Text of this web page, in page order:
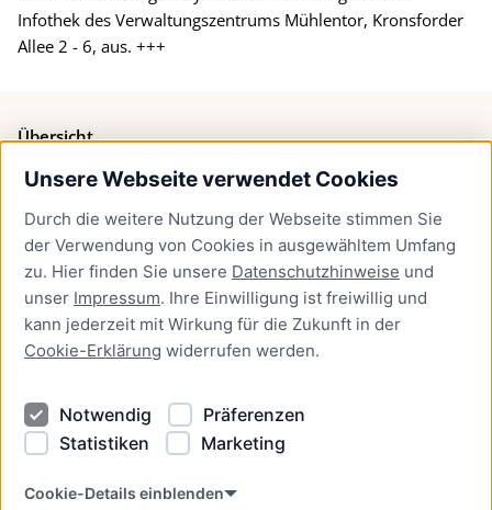
Unsere Webseite verwendet Cookies
Durch die weitere Nutzung der Webseite stimmen Sie
der Verwendung von Cookies in ausgewähltem Umfang
zu. Hier finden Sie unsere Datenschutzhinweise und
unser Impressum. Ihre Einwilligung ist freiwillig und
kann jederzeit mit Wirkung für die Zukunft in der
Cookie-Erklärung widerrufen werden.
Notwendig
Präferenzen
Statistiken
Marketing
Cookie-Details einblenden
Infothek des Verwaltungszentrums Mühlentor, Kronsforder
Allee 2 - 6, aus. +++
Übersicht
Bürgerservice
Presse
Newsletter Lübeck:kompakt
Kontakt
Kontakt
Datenschutzhinweise
Barrierefreiheit
Cookie Erklärung